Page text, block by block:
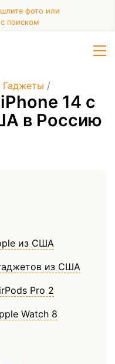
фото или
поиском
Гаджеты /
14 с
в Россию
из США
из США
Pro 2
Watch 8